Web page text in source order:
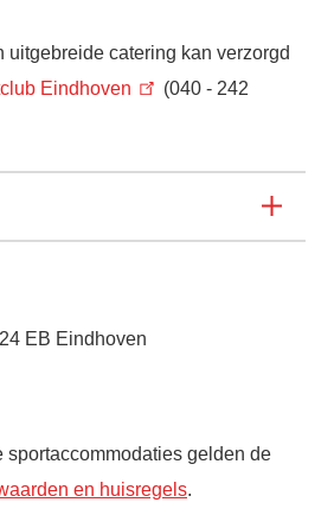
uitgebreide catering kan verzorgd
Eindhoven
(040 - 242
EB Eindhoven
sportaccommodaties gelden de
en huisregels.